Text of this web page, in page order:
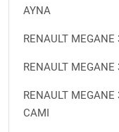
AYNA
RENAULT
RENAULT
RENAULT
CAMI